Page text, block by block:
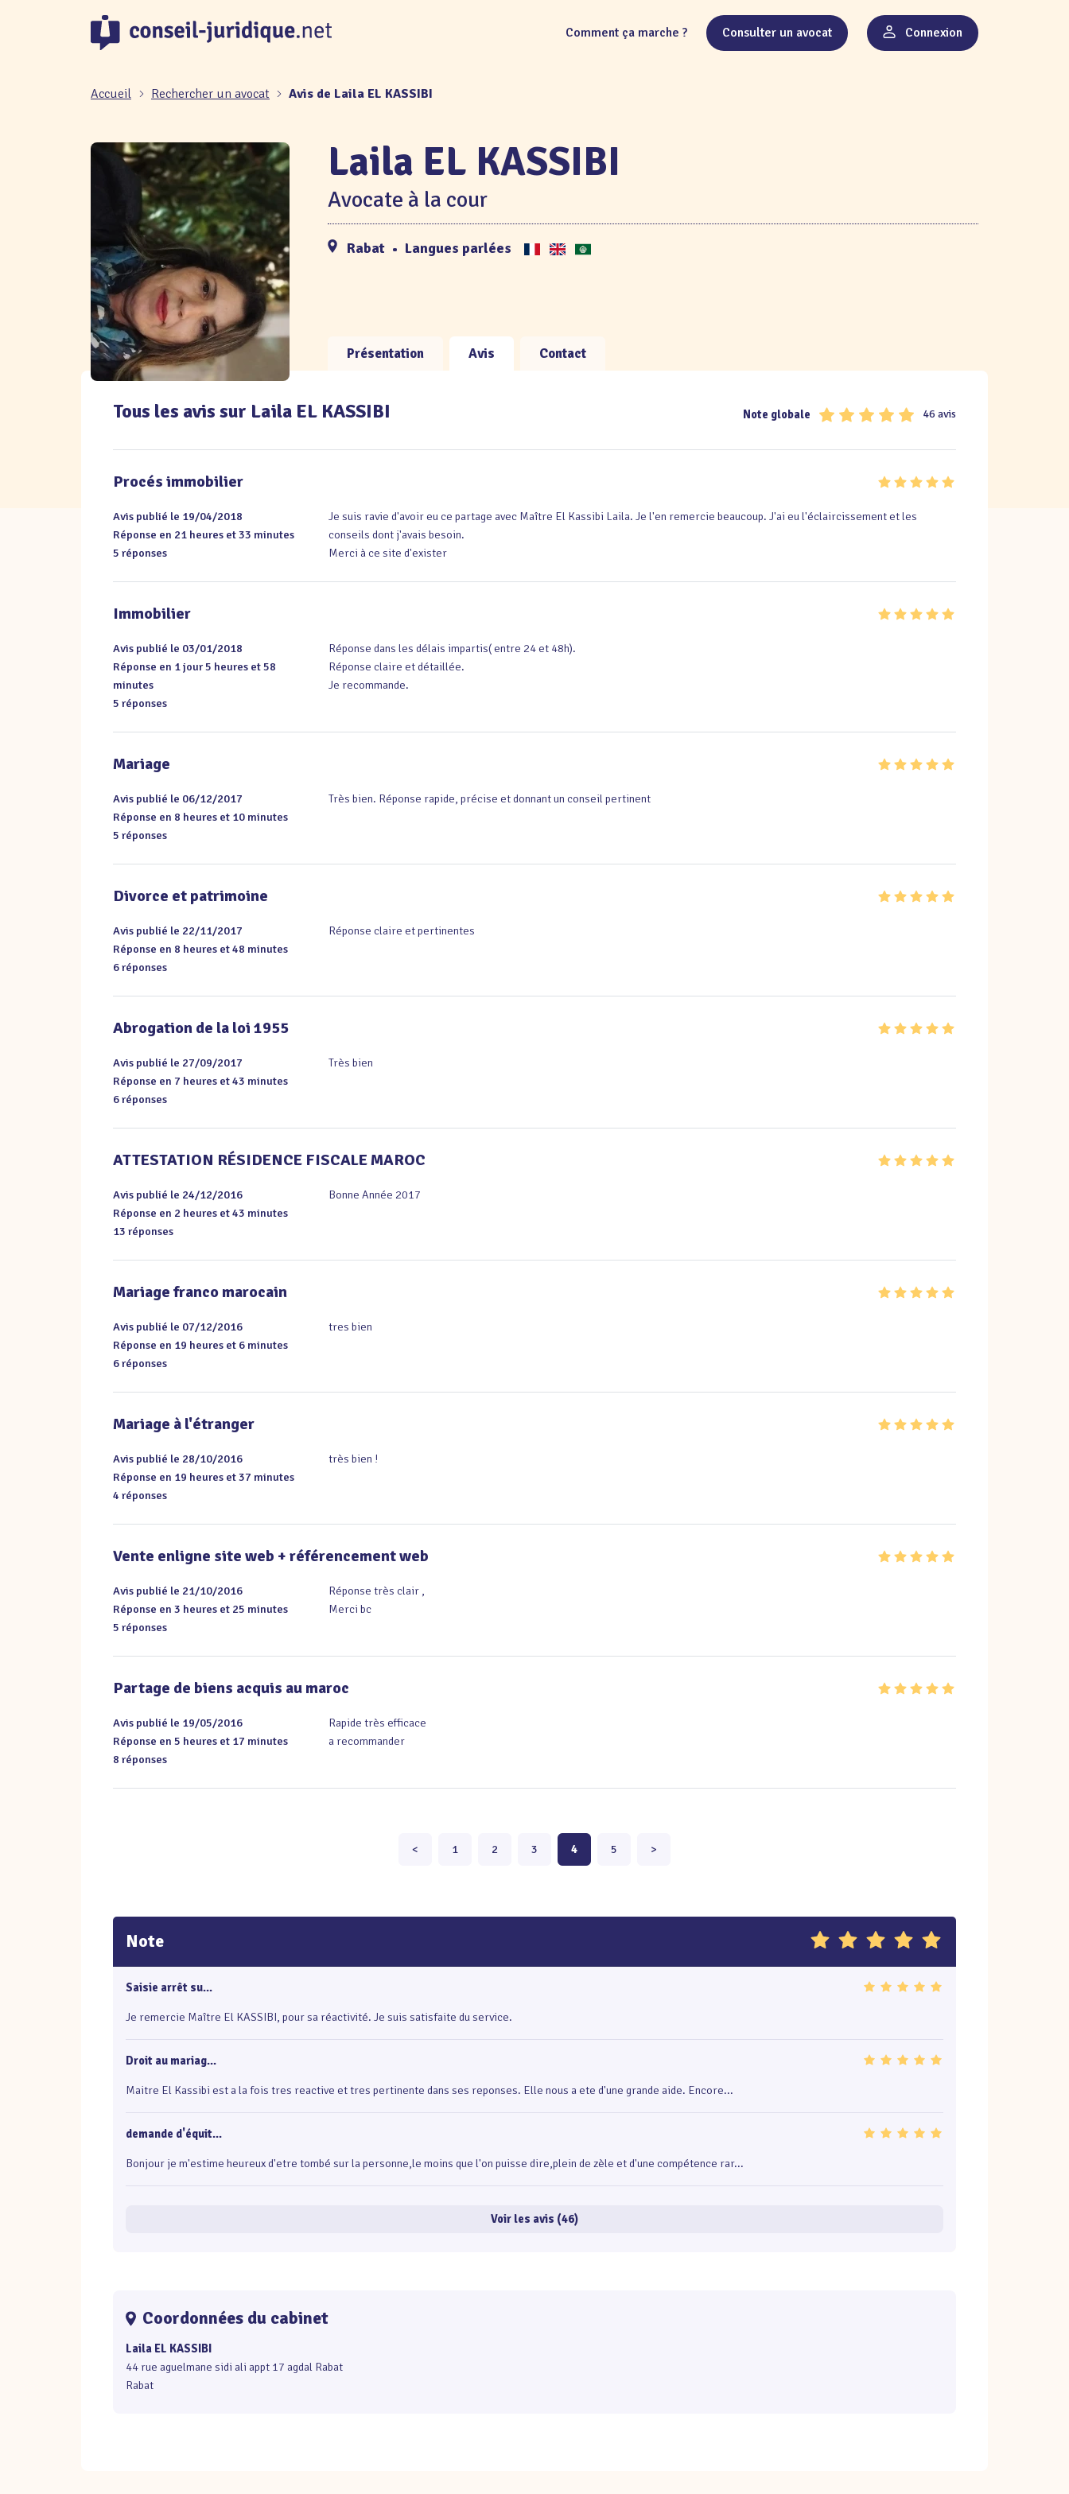
Comment ça marche ? Consulter un avocat Connexion
Accueil Rechercher un avocat Avis de Laila EL KASSIBI
Laila EL KASSIBI
Avocate à la cour
Rabat • Langues parlées
Présentation Avis Contact
Tous les avis sur Laila EL KASSIBI Note globale 46 avis
Procés immobilier
Avis publié le 19/04/2018
Réponse en 21 heures et 33 minutes
5 réponses
Je suis ravie d'avoir eu ce partage avec Maître El Kassibi Laila. Je l'en remercie beaucoup. J'ai eu l'éclaircissement et les
conseils dont j'avais besoin.
Merci à ce site d'exister
Immobilier
Avis publié le 03/01/2018
Réponse en 1 jour 5 heures et 58
minutes
5 réponses
Réponse dans les délais impartis( entre 24 et 48h).
Réponse claire et détaillée.
Je recommande.
Mariage
Avis publié le 06/12/2017
Réponse en 8 heures et 10 minutes
5 réponses
Très bien. Réponse rapide, précise et donnant un conseil pertinent
Divorce et patrimoine
Avis publié le 22/11/2017
Réponse en 8 heures et 48 minutes
6 réponses
Réponse claire et pertinentes
Abrogation de la loi 1955
Avis publié le 27/09/2017
Réponse en 7 heures et 43 minutes
6 réponses
Très bien
ATTESTATION RÉSIDENCE FISCALE MAROC
Avis publié le 24/12/2016
Réponse en 2 heures et 43 minutes
13 réponses
Bonne Année 2017
Mariage franco marocain
Avis publié le 07/12/2016
Réponse en 19 heures et 6 minutes
6 réponses
tres bien
Mariage à l'étranger
Avis publié le 28/10/2016
Réponse en 19 heures et 37 minutes
4 réponses
très bien !
Vente enligne site web + référencement web
Avis publié le 21/10/2016
Réponse en 3 heures et 25 minutes
5 réponses
Réponse très clair ,
Merci bc
Partage de biens acquis au maroc
Avis publié le 19/05/2016
Réponse en 5 heures et 17 minutes
8 réponses
Rapide très efficace
a recommander
< 1 2 3 4 5 >
Note
Saisie arrêt su...
Je remercie Maître El KASSIBI, pour sa réactivité. Je suis satisfaite du service.
Droit au mariag...
Maitre El Kassibi est a la fois tres reactive et tres pertinente dans ses reponses. Elle nous a ete d'une grande aide. Encore...
demande d'équit...
Bonjour je m'estime heureux d'etre tombé sur la personne,le moins que l'on puisse dire,plein de zèle et d'une compétence rar...
Voir les avis (46)
Coordonnées du cabinet
Laila EL KASSIBI
44 rue aguelmane sidi ali appt 17 agdal Rabat
Rabat